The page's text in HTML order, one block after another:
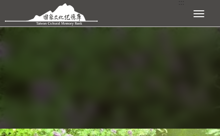
跳到主要內容區塊 展開選單
:::